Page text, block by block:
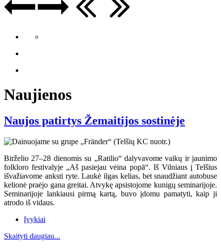
Naujienos
Naujos patirtys Žemaitijos sostinėje
Birželio 27–28 dienomis su „Ratilio“ dalyvavome vaikų ir jaunimo
folkloro festivalyje „Aš pasiejau vėina popā“. Iš Vilniaus į Telšius
išvažiavome anksti ryte. Laukė ilgas kelias, bet snaudžiant autobuse
kelionė praėjo gana greitai. Atvykę apsistojome kunigų seminarijoje.
Seminarijoje lankiausi pirmą kartą, buvo įdomu pamatyti, kaip ji
atrodo iš vidaus.
Įvykiai
Skaityti daugiau...